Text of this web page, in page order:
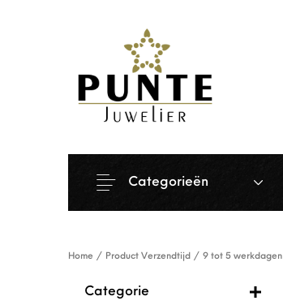
Categorieën
Home / Product Verzendtijd / 9 tot 5 werkdagen
Categorie